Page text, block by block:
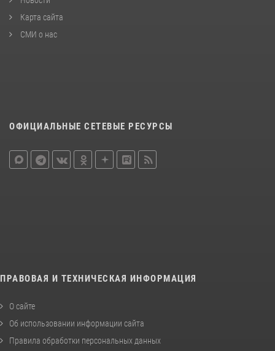
Карта сайта
СМИ о нас
ОФИЦИАЛЬНЫЕ СЕТЕВЫЕ РЕСУРСЫ
ПРАВОВАЯ И ТЕХНИЧЕСКАЯ ИНФОРМАЦИЯ
О сайте
Об использовании информации сайта
Правила обработки персональных данных